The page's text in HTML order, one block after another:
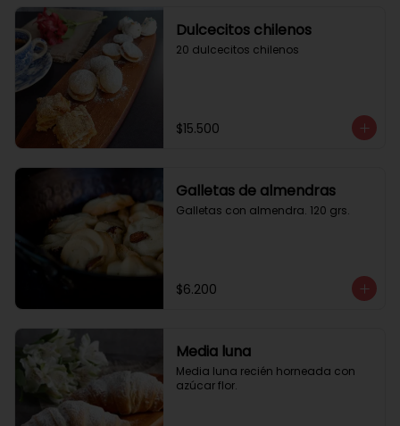
Dulcecitos chilenos
20 dulcecitos chilenos
$15.500
Galletas de almendras
Galletas con almendra. 120 grs.
$6.200
Media luna
Media luna recién horneada con
azúcar flor.